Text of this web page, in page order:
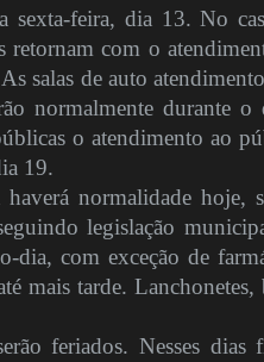
sexta-feira, dia 13. No
retornam com o
salas de auto
normalmente durante o
o atendimento ao
19.
normalidade hoje,
legislação
dia, com exceção de
mais tarde. Lanchonetes,
feriados. Nesses dias